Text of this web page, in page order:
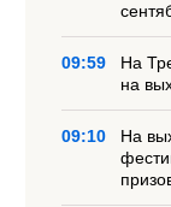
09:59
На
на
09:10
На